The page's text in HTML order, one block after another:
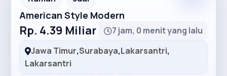
American Style Modern
Rp. 4.39 Miliar
7 jam, 0 menit yang lalu
Jawa Timur,Surabaya,Lakarsantri,
Lakarsantri